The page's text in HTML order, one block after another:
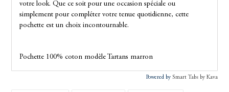
votre look. Que ce soit pour une occasion spéciale ou
simplement pour compléter votre tenue quotidienne, cette
pochette est un choix incontournable.
Pochette 100% coton modèle Tartans marron
Powered by Smart Tabs by Kava